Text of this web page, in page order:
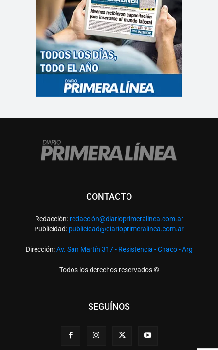
CONTACTO
Redacción: redacción@diarioprimeralinea.com.ar
Publicidad: publicidad@diarioprimeralinea.com.ar
Dirección:Av. San Martín 317 - Resistencia - Chaco - Arg
Todos los derechos reservados ©
SEGUÍNOS